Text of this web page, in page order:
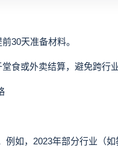
30天准备材料。
或外卖结算，避免跨行业
如，2023年部分行业（如